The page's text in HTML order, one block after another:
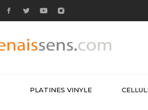
PLATINES VINYLE